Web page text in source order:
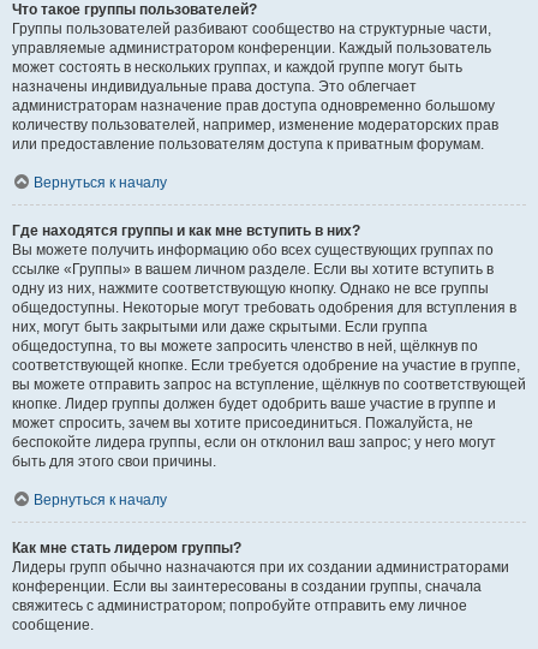
Что такое группы пользователей?
Группы пользователей разбивают сообщество на структурные части,
управляемые администратором конференции. Каждый пользователь
может состоять в нескольких группах, и каждой группе могут быть
назначены индивидуальные права доступа. Это облегчает
администраторам назначение прав доступа одновременно большому
количеству пользователей, например, изменение модераторских прав
или предоставление пользователям доступа к приватным форумам.
Вернуться к началу
Где находятся группы и как мне вступить в них?
Вы можете получить информацию обо всех существующих группах по
ссылке «Группы» в вашем личном разделе. Если вы хотите вступить в
одну из них, нажмите соответствующую кнопку. Однако не все группы
общедоступны. Некоторые могут требовать одобрения для вступления в
них, могут быть закрытыми или даже скрытыми. Если группа
общедоступна, то вы можете запросить членство в ней, щёлкнув по
соответствующей кнопке. Если требуется одобрение на участие в группе,
вы можете отправить запрос на вступление, щёлкнув по соответствующей
кнопке. Лидер группы должен будет одобрить ваше участие в группе и
может спросить, зачем вы хотите присоединиться. Пожалуйста, не
беспокойте лидера группы, если он отклонил ваш запрос; у него могут
быть для этого свои причины.
Вернуться к началу
Как мне стать лидером группы?
Лидеры групп обычно назначаются при их создании администраторами
конференции. Если вы заинтересованы в создании группы, сначала
свяжитесь с администратором; попробуйте отправить ему личное
сообщение.